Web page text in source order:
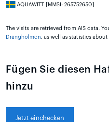
AQUAWITT [MMSI: 265752650]
The visits are retrieved from AIS data.
Drängholmen, as well as statistics
Fügen Sie diesen
hinzu
Jetzt einchecken